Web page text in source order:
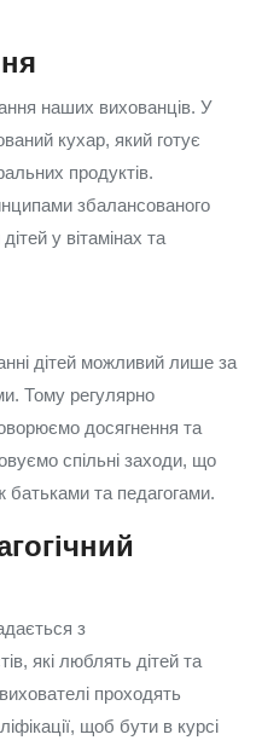
наших вихованців. У
кухар, який готує
продуктів.
збалансованого
у вітамінах та
дітей можливий лише за
Тому регулярно
досягнення та
спільні заходи, що
батьками та педагогами.
з
які люблять дітей та
проходять
щоб бути в курсі